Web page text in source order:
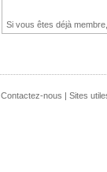
Si vous êtes déjà
Contactez-nous | Sites